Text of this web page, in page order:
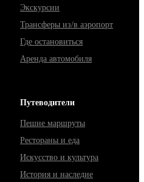
Экскурсии
Трансферы из/в аэропорт
Где остановиться
Аренда автомобиля
Путеводители
Пешие маршруты
Рестораны и еда
Искусство и культура
История и наследие